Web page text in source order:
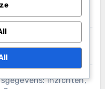
Updates, Compliance
Berichten en
Inzichten,